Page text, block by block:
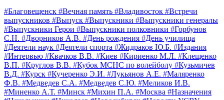
#Благовещенск #Вечная память #Владивосток #Встречи
выпускников #Выпуск #Выпускники #Выпускники генералы
#Выпускники Герои #Выпускники полковники #Горбунов
С.Н. #Дворников А.В. #День рождения #День училища
#Деятели наук #Деятели спорта #Жидраков Ю.Б. #Издания
#Интервью #Квачков В.В. #Киев #Кириенко М.Л. #Клещенко
В.П. #Круглов В.В. #Кубок МСНС по волейболу #Кузьмичев
В.Д. #Курск #Кучеренко Э.И. #Лукьянов А.Е. #Маляренко
Ф.В. #Медведев С.А. #Медведев С.Ю. #Меликов И.В.
#Миненко А.Т. #Минск #Михин П.А. #Москва #Назначения